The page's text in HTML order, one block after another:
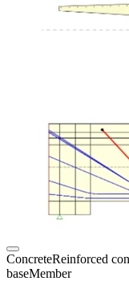
ConcreteReinforced
baseMember